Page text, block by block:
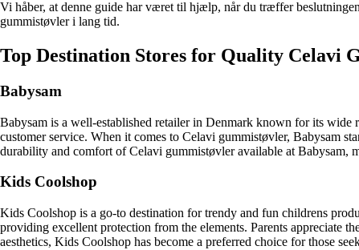
Vi håber, at denne guide har været til hjælp, når du træffer
gummistøvler i lang tid.
Top Destination Stores for Quality Celavi
Babysam
Babysam is a well-established retailer in Denmark known for its wide
customer service. When it comes to Celavi gummistøvler, Babysam
durability and comfort of Celavi gummistøvler available at
Kids Coolshop
Kids Coolshop is a go-to destination for trendy and fun childrens
providing excellent protection from the elements. Parents appreciate
aesthetics, Kids Coolshop has become a preferred choice for those